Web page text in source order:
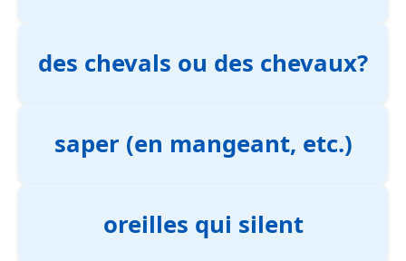
des chevals ou des chevaux?
saper (en mangeant, etc.)
oreilles qui silent